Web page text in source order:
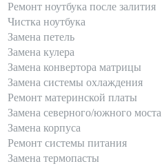
Ремонт ноутбука после залития
Чистка ноутбука
Замена петель
Замена кулера
Замена конвертора матрицы
Замена системы охлаждения
Ремонт материнской платы
Замена северного/южного моста
Замена корпуса
Ремонт системы питания
Замена термопасты